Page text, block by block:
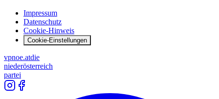
Impressum
Datenschutz
Cookie-Hinweis
Cookie-Einstellungen
vpnoe.atdie
niederösterreich
partei